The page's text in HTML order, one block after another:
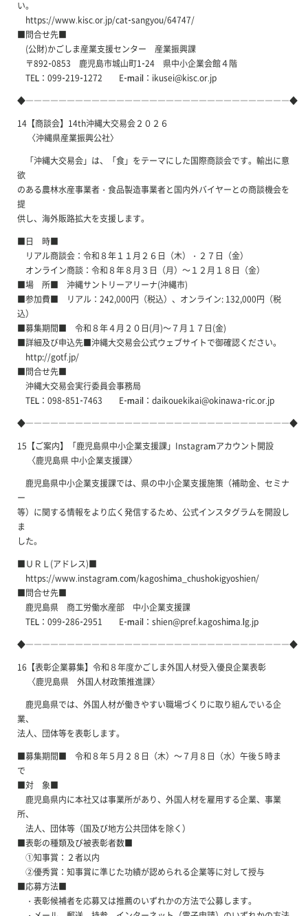
い。
https://www.kisc.or.jp/cat-sangyou/64747/
■問合せ先■
(公財)かごしま産業支援センター 産業振興課
〒892-0853 鹿児島市城山町1-24 県中小企業会館４階
TEL：099-219-1272 E-mail：ikusei@kisc.or.jp
◆――――――――――――――――――――――――――――――――◆
14【商談会】14th沖縄大交易会２０２６
〈沖縄県産業振興公社〉
「沖縄大交易会」は、「食」をテーマにした国際商談会です。輸出に意
欲
のある農林水産事業者・食品製造事業者と国内外バイヤーとの商談機会を
提
供し、海外販路拡大を支援します。
■日 時■
リアル商談会：令和８年１１月２６日（木）・２７日（金）
オンライン商談：令和８年８月３日（月）～１２月１８日（金）
■場 所■ 沖縄サントリーアリーナ(沖縄市)
■参加費■ リアル：242,000円（税込）、オンライン: 132,000円（税
込）
■募集期間■ 令和８年４月２０日(月)～７月１７日(金)
■詳細及び申込先■沖縄大交易会公式ウェブサイトで御確認ください。
http://gotf.jp/
■問合せ先■
沖縄大交易会実行委員会事務局
TEL：098-851-7463 E-mail：daikouekikai@okinawa-ric.or.jp
◆――――――――――――――――――――――――――――――――◆
15【ご案内】「鹿児島県中小企業支援課」Instagramアカウント開設
〈鹿児島県 中小企業支援課〉
鹿児島県中小企業支援課では、県の中小企業支援施策（補助金、セミナ
ー
等）に関する情報をより広く発信するため、公式インスタグラムを開設し
ま
した。
■ＵＲＬ(アドレス)■
https://www.instagram.com/kagoshima_chushokigyoshien/
■問合せ先■
鹿児島県 商工労働水産部 中小企業支援課
TEL：099-286-2951 E-mail：shien@pref.kagoshima.lg.jp
◆――――――――――――――――――――――――――――――――◆
16【表彰企業募集】令和８年度かごしま外国人材受入優良企業表彰
〈鹿児島県 外国人材政策推進課〉
鹿児島県では、外国人材が働きやすい職場づくりに取り組んでいる企
業、
法人、団体等を表彰します。
■募集期間■ 令和８年５月２８日（木）～７月８日（水）午後５時ま
で
■対 象■
鹿児島県内に本社又は事業所があり、外国人材を雇用する企業、事業
所、
法人、団体等（国及び地方公共団体を除く）
■表彰の種類及び被表彰者数■
①知事賞：２者以内
②優秀賞：知事賞に準じた功績が認められる企業等に対して授与
■応募方法■
・表彰候補者を応募又は推薦のいずれかの方法で公募します。